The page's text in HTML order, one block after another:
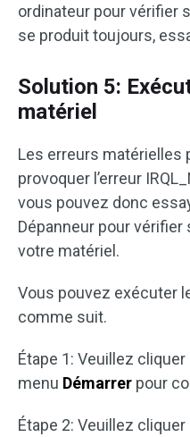
ordinateur pour vérifier
se produit toujours,
Solution 5:
matériel
Les erreurs matérielles
provoquer l’erreur
vous pouvez donc
Dépanneur pour vérifier
votre matériel.
Vous pouvez exécuter
comme suit.
Étape 1: Veuillez cliquer
menu Démarrer pour
Étape 2: Veuillez cliquer